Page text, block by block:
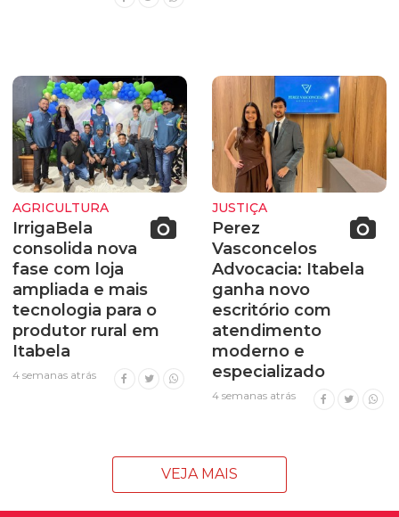
AGRICULTURA
IrrigaBela
consolida nova
fase com loja
ampliada e mais
tecnologia para o
produtor rural em
Itabela
4 semanas atrás
JUSTIÇA
Perez
Vasconcelos
Advocacia: Itabela
ganha novo
escritório com
atendimento
moderno e
especializado
4 semanas atrás
VEJA MAIS